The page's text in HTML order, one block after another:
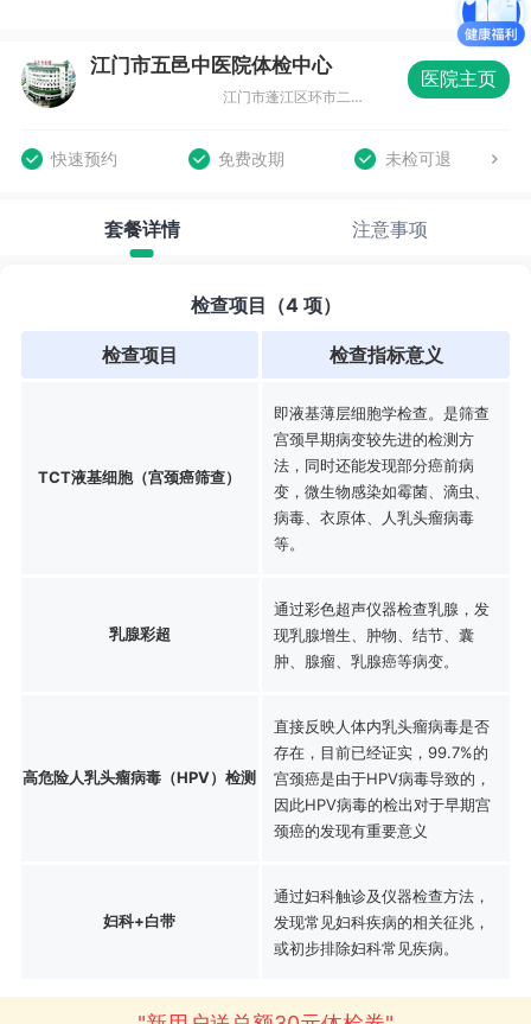
江门市五邑中医院体检中心
江门市蓬江区环市二路19号五邑中医院19号楼
医院主页
快速预约 免费改期 未检可退
套餐详情 注意事项
检查项目（4 项）
检查项目 检查指标意义
TCT液基细胞（宫颈癌筛查）
即液基薄层细胞学检查。是筛查
宫颈早期病变较先进的检测方
法，同时还能发现部分癌前病
变，微生物感染如霉菌、滴虫、
病毒、衣原体、人乳头瘤病毒
等。
乳腺彩超
通过彩色超声仪器检查乳腺，发
现乳腺增生、肿物、结节、囊
肿、腺瘤、乳腺癌等病变。
高危险人乳头瘤病毒（HPV）检测
直接反映人体内乳头瘤病毒是否
存在，目前已经证实，99.7%的
宫颈癌是由于HPV病毒导致的，
因此HPV病毒的检出对于早期宫
颈癌的发现有重要意义
妇科+白带
通过妇科触诊及仪器检查方法，
发现常见妇科疾病的相关征兆，
或初步排除妇科常见疾病。